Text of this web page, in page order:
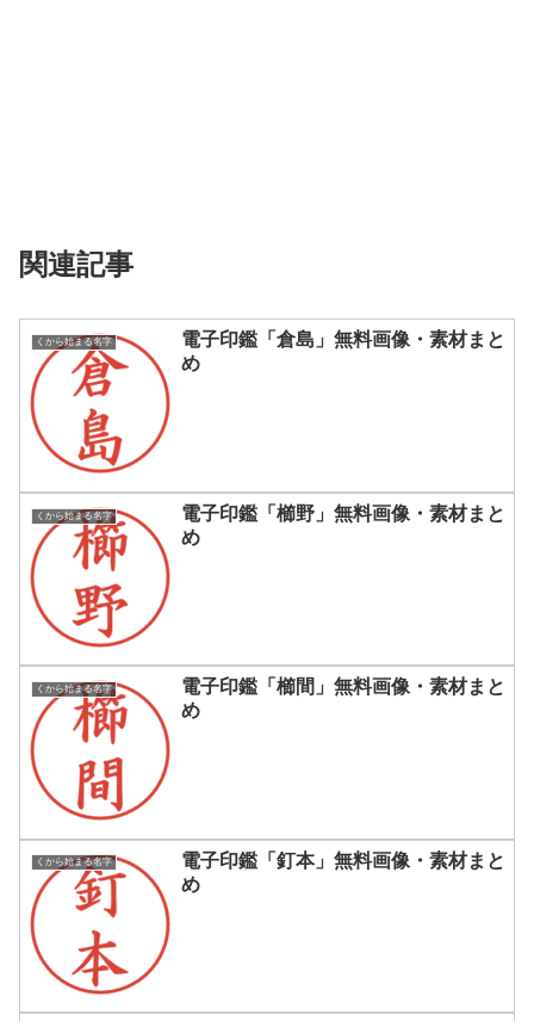
関連記事
くから始まる名字
電子印鑑「倉島」無料画像・素材まと
め
くから始まる名字
電子印鑑「櫛野」無料画像・素材まと
め
くから始まる名字
電子印鑑「櫛間」無料画像・素材まと
め
くから始まる名字
電子印鑑「釘本」無料画像・素材まと
め